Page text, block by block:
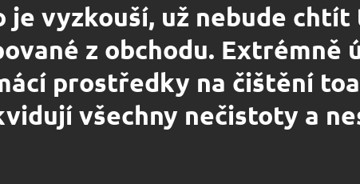
je vyzkouší, už nebude chtít
z obchodu. Extrémně
prostředky na čištění
všechny nečistoty a